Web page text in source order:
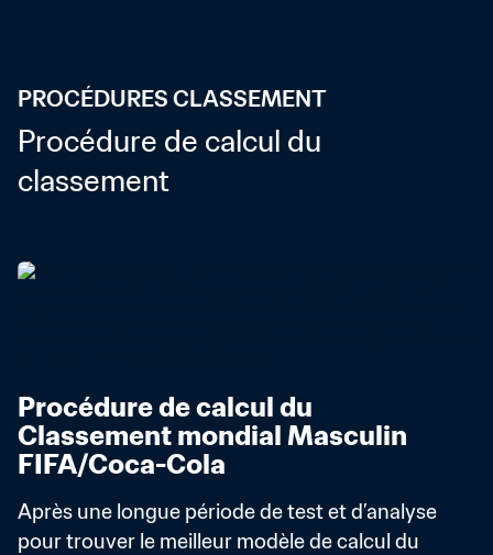
PROCÉDURES CLASSEMENT
Procédure de calcul du
classement
Procédure de calcul du
Classement mondial Masculin
FIFA/Coca-Cola
Après une longue période de test et d’analyse
pour trouver le meilleur modèle de calcul du